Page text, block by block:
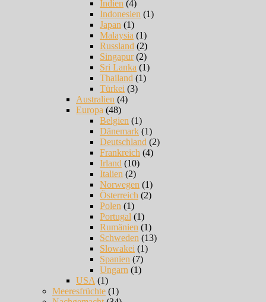
Indien (4)
Indonesien (1)
Japan (1)
Malaysia (1)
Russland (2)
Singapur(2)
Sri Lanka (1)
Thailand (1)
Türkei (3)
Australien (4)
Europa (48)
Belgien (1)
Dänemark (1)
Deutschland (2)
Frankreich (4)
Irland (10)
Italien (2)
Norwegen (1)
Österreich (2)
Polen (1)
Portugal (1)
Rumänien (1)
Schweden (13)
Slowakei (1)
Spanien (7)
Ungarn (1)
USA (1)
Meeresfrüchte (1)